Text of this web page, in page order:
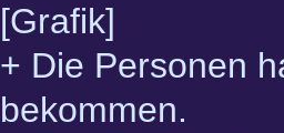
[Grafik]
+ Die Personen
bekommen.